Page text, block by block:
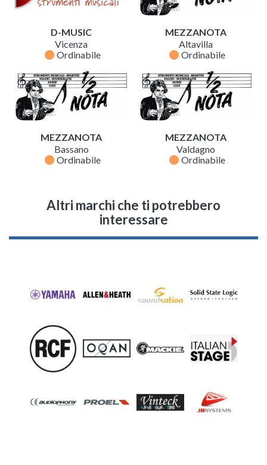
D-MUSIC
Vicenza
fiber_manual_record Ordinabile
MEZZANOTA
Altavilla
fiber_manual_record Ordinabile
MEZZANOTA
Bassano
fiber_manual_record Ordinabile
MEZZANOTA
Valdagno
fiber_manual_record Ordinabile
Altri marchi che ti potrebbero
interessare